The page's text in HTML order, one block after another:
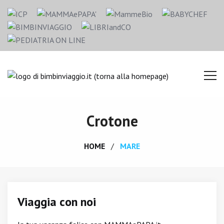
Crotone
HOME MARE
Viaggia con noi